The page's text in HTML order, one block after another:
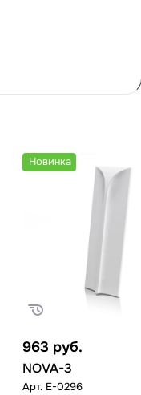
Новинка
963 руб.
NOVA-3
Арт. E-0296